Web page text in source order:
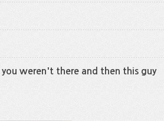
weren't there and then this guy